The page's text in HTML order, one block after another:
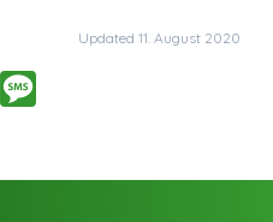
Updated 11. August 2020
WhatsApp